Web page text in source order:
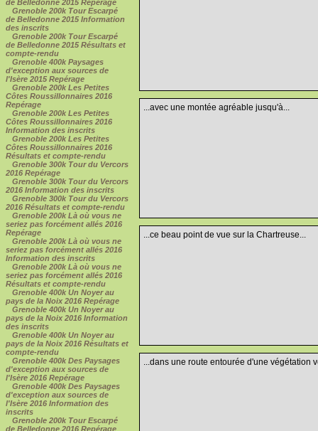
de Belledonne 2015 Repérage
Grenoble 200k Tour Escarpé
de Belledonne 2015 Information
des inscrits
Grenoble 200k Tour Escarpé
de Belledonne 2015 Résultats et
compte-rendu
Grenoble 400k Paysages
d'exception aux sources de
l'Isère 2015 Repérage
Grenoble 200k Les Petites
Côtes Roussillonnaires 2016
Repérage
Grenoble 200k Les Petites
Côtes Roussillonnaires 2016
Information des inscrits
Grenoble 200k Les Petites
Côtes Roussillonnaires 2016
Résultats et compte-rendu
Grenoble 300k Tour du Vercors
2016 Repérage
Grenoble 300k Tour du Vercors
2016 Information des inscrits
Grenoble 300k Tour du Vercors
2016 Résultats et compte-rendu
Grenoble 200k Là où vous ne
seriez pas forcément allés 2016
Repérage
Grenoble 200k Là où vous ne
seriez pas forcément allés 2016
Information des inscrits
Grenoble 200k Là où vous ne
seriez pas forcément allés 2016
Résultats et compte-rendu
Grenoble 400k Un Noyer au
pays de la Noix 2016 Repérage
Grenoble 400k Un Noyer au
pays de la Noix 2016 Information
des inscrits
Grenoble 400k Un Noyer au
pays de la Noix 2016 Résultats et
compte-rendu
Grenoble 400k Des Paysages
d'exception aux sources de
l'Isère 2016 Repérage
Grenoble 400k Des Paysages
d'exception aux sources de
l'Isère 2016 Information des
inscrits
Grenoble 200k Tour Escarpé
de Belledonne 2016 Repérage
...avec une montée agréable jusqu'à...
...ce beau point de vue sur la Chartreuse...
...dans une route entourée d'une végétation